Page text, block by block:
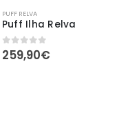
PUFF RELVA
Puff Ilha Relva
0 out of 5
259,90€